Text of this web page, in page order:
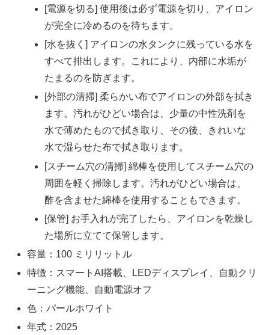
[電源を切る] 使用後は必ず電源を切り、アイロン
が完全に冷めるのを待ちます。
[水を抜く] アイロンの水タンクに残っている水を
すべて排出します。これにより、内部に水垢が
たまるのを防ぎます。
[外部の清掃] 柔らかい布でアイロンの外部を拭き
ます。汚れがひどい場合は、少量の中性洗剤を
水で薄めたもので拭き取り、その後、きれいな
水で湿らせた布で拭き取ります。
[スチーム穴の清掃] 綿棒を使用してスチーム穴の
周囲を軽く掃除します。汚れがひどい場合は、
酢を含ませた綿棒を使用することもできます。
[保管] お手入れが完了したら、アイロンを乾燥し
た場所に立てて保管します。
容量：100 ミリリットル
特徴：スマートAI搭載、LEDディスプレイ、自動クリ
ーニング機能、自動電源オフ
色：パールホワイト
年式：2025